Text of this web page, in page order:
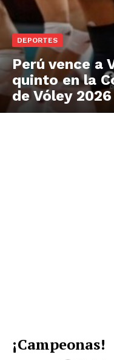
DEPORTES
Perú vence a
quinto en la
de Vóley 2026
¡Campeonas!